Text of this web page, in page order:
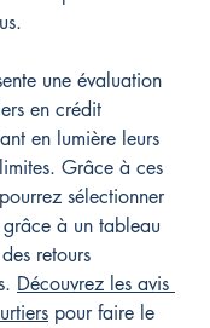
une évaluation
en crédit
en lumière leurs
Grâce à ces
sélectionner
à un tableau
retours
Découvrez les avis
pour faire le